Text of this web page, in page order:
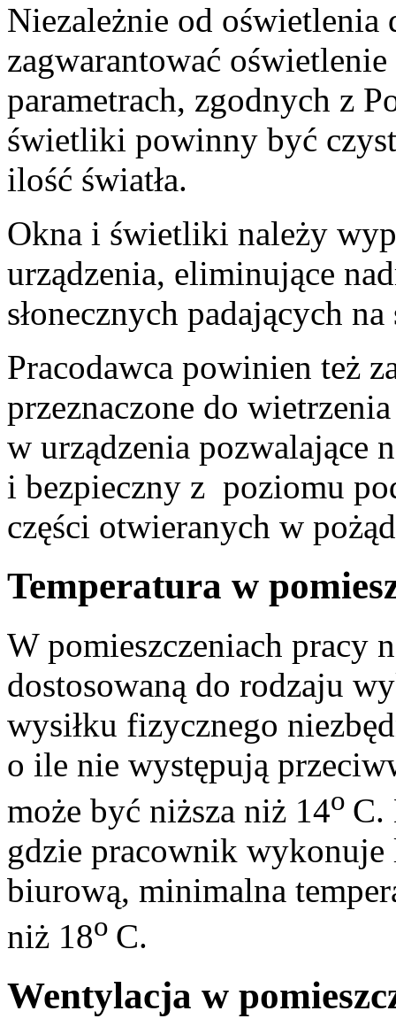
Niezależnie od oświetlenia
zagwarantować
parametrach, zgodnych z
świetliki powinny być
ilość światła.
Okna i świetliki należy
urządzenia, eliminujące
słonecznych padających
Pracodawca powinien też
przeznaczone do
w urządzenia pozwalające
i bezpieczny z poziomu
części otwieranych w
Temperatura w
W pomieszczeniach pracy
dostosowaną do rodzaju
wysiłku fizycznego
o ile nie występują
może być niższa niż 14o C.
gdzie pracownik wykonuje
biurową, minimalna
niż 18o C.
Wentylacja w